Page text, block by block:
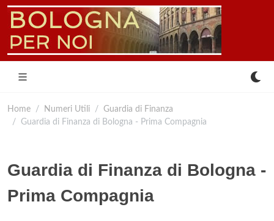
Home Numeri Utili
Guardia di Finanza
Guardia di Finanza di Bologna - Prima Compagnia
Guardia di Finanza di Bologna -
Prima Compagnia